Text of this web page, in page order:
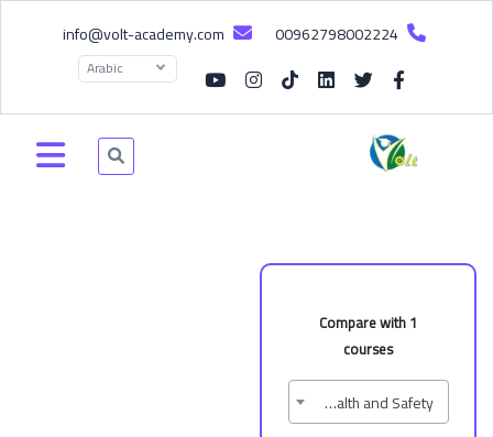
00962798002224
Arabic
Compare with 1
courses
BTEC Training Cards – Occupational Health and Safety